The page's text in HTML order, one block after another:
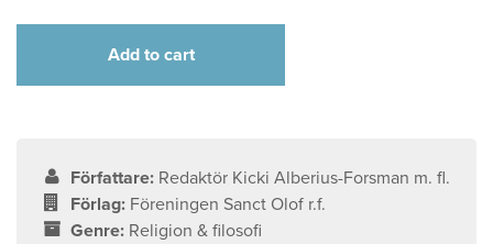
Add to cart
Författare: Redaktör Kicki Alberius-Forsman m. fl.
Förlag: Föreningen Sanct Olof r.f.
Genre: Religion & filosofi